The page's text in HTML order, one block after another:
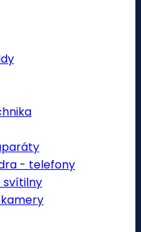
- telefony
svítilny